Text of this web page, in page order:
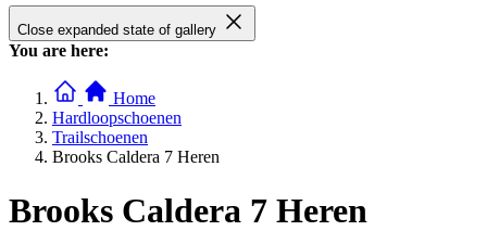
Close expanded state of gallery
You are here:
Home
Hardloopschoenen
Trailschoenen
Brooks Caldera 7 Heren
Brooks Caldera 7 Heren